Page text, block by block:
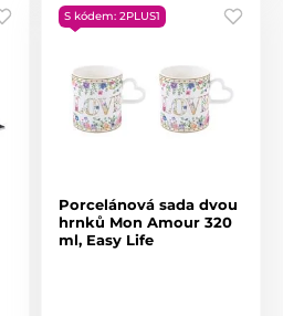
S kódem: 2PLUS1
Porcelánová sada dvou
hrnků Mon Amour 320
ml, Easy Life